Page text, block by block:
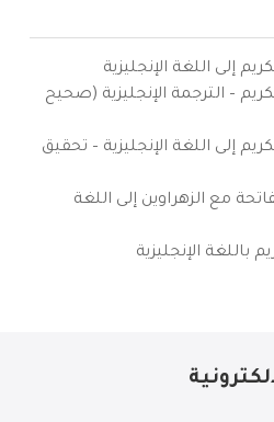
إلى اللغة الإنجليزية
– الترجمة الإنجليزية (صحيح
إلى اللغة الإنجليزية – تحقيق
مع الزهراوين إلى اللغة
باللغة الإنجليزية